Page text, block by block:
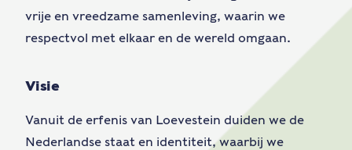
vrije en vreedzame samenleving, waarin we
respectvol met elkaar en de wereld omgaan.
Visie
Vanuit de erfenis van Loevestein duiden we de
Nederlandse staat en identiteit, waarbij we